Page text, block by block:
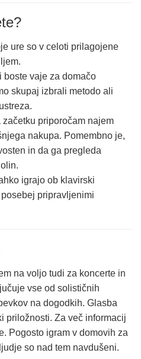
ure so v celoti prilagojene
boste vaje za domačo
skupaj izbrali metodo ali
začetku priporočam najem
nakupa. Pomembno je,
in da ga pregleda
igrajo ob klavirski
pripravljenimi
na voljo tudi za koncerte in
vse od solističnih
na dogodkih. Glasba
priložnosti. Za več informacij
Pogosto igram v domovih za
so nad tem navdušeni.